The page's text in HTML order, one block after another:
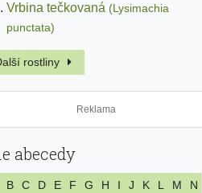
Vrbina tečkovaná (Lysimachia
punctata)
rostliny
abecedy
B C D E F G H I J K L M
N